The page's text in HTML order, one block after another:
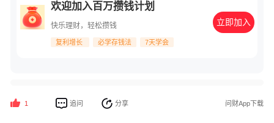
欢迎加入百万攒钱计划
快乐理财，轻松攒钱
复利增长 必学存钱法 7天学会
立即加入
1 追问 分享 问财App下载